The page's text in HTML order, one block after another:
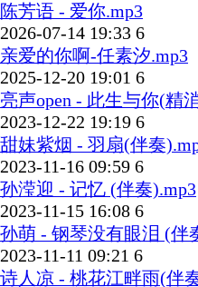
陈芳语 - 爱你.mp3
2026-07-14 19:33 6
亲爱的你啊-任素汐.mp3
2025-12-20 19:01 6
亮声open - 此生与你(精
2023-12-22 19:19 6
甜妹紫烟 - 羽扇(伴奏
2023-11-16 09:59 6
孙滢迎 - 记忆 (伴奏).mp3
2023-11-15 16:08 6
孙萌 - 钢琴没有眼泪 (伴
2023-11-11 09:21 6
诗人凉 - 桃花江畔雨(伴